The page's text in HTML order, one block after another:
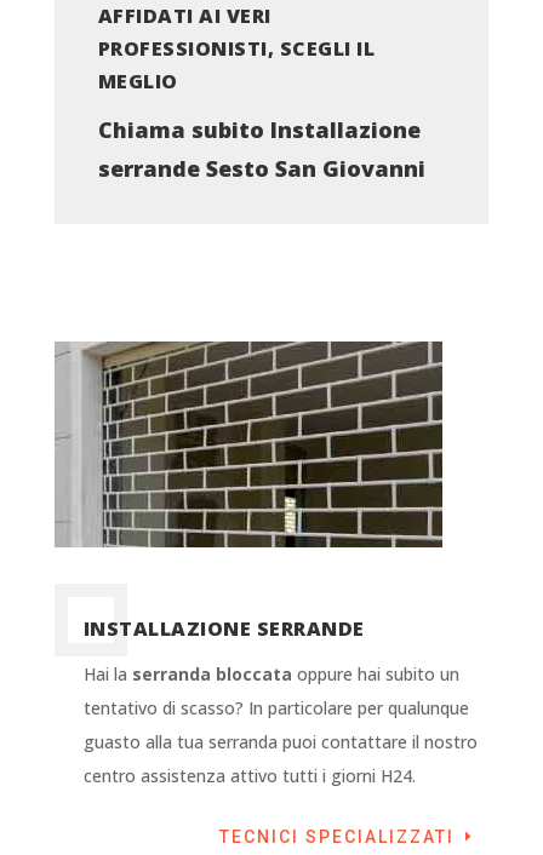
AFFIDATI AI VERI
PROFESSIONISTI, SCEGLI IL
MEGLIO
Chiama subito Installazione
serrande Sesto San Giovanni
INSTALLAZIONE SERRANDE
Hai la serranda bloccata oppure hai subito un
tentativo di scasso? In particolare per qualunque
guasto alla tua serranda puoi contattare il nostro
centro assistenza attivo tutti i giorni H24.
TECNICI SPECIALIZZATI